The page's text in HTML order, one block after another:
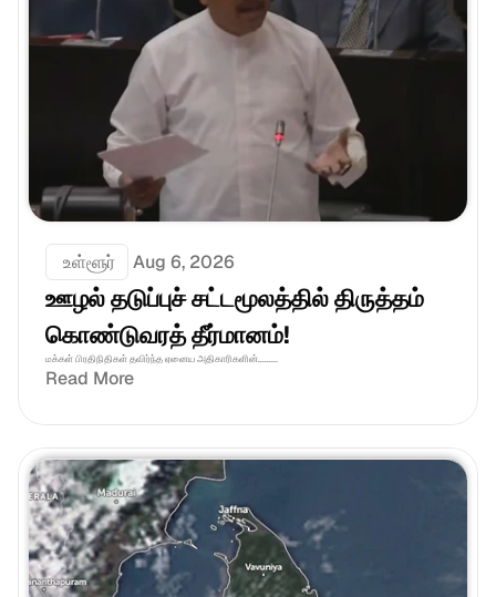
உள்ளூர் Aug 6, 2026
ஊழல் தடுப்புச் சட்டமூலத்தில் திருத்தம்
கொண்டுவரத் தீர்மானம்!
மக்கள் பிரதிநிதிகள் தவிர்ந்த ஏனைய அதிகாரிகளின்.........
Read More